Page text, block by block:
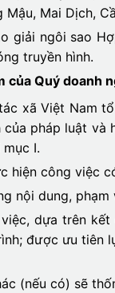
Mậu, Mai Dịch,
giải ngôi sao
truyền hình.
của Quý doanh
xã Việt Nam
pháp luật
I.
hiện công việc
nội dung,
dựa trên
được ưu tiên
(nếu có) sẽ